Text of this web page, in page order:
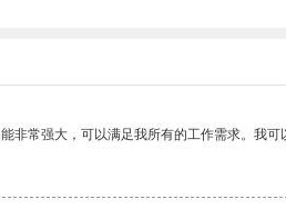
非常强大，可以满足我所有的工作需求。我